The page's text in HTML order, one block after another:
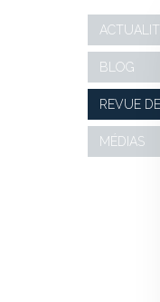
BLOG
REVUE DE
MÉDIAS